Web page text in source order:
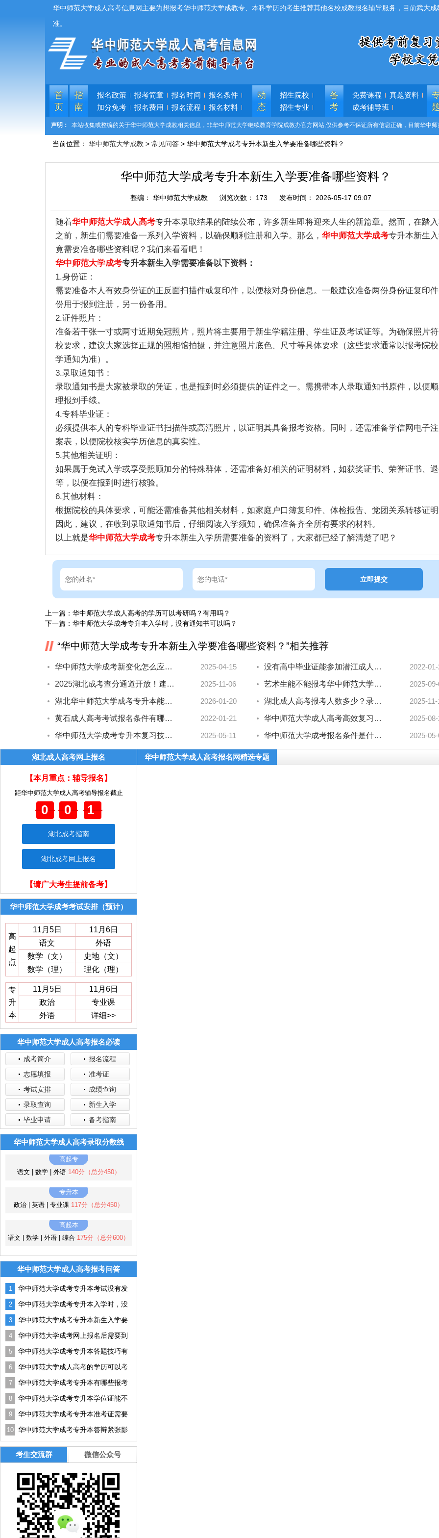
华中师范大学成人高考信息网主要为想报考华中师范大学成教专、本科学历的考生推荐其他名校成教报名辅导服务，目前武大
准。
首
页
指
南
报名政策 报考简章 报名时间
报名条件
加分免考
报名费用 报名流程 报名材料
动
态
招生院校
招生专业
备
考
免费课程
真题资料
成考辅导班
声明： 本站收集或整编的关于华中师范大学成教相关信息，非华中师范大学继续教育学院成教办官方网站,仅供参考不保证所有信息正确，目前华中师
当前位置： 华中师范大学成教 > 常见问答 > 华中师范大学成考专升本新生入学要准备哪些资料？
华中师范大学成考专升本新生入学要准备哪些资料？
整编： 华中师范大学成教 浏览次数： 173 发布时间： 2026-05-17 09:07
随着华中师范大学成人高考专升本录取结果的陆续公布，许多新生即将迎来人生的新篇章。然而，在踏入
之前，新生们需要准备一系列入学资料，以确保顺利注册和入学。那么， 华中师范大学成考专升本新生
竟需要准备哪些资料呢？我们来看看吧！
华中师范大学成考专升本新生入学需要准备以下资料：
1.身份证：
需要准备本人有效身份证的正反面扫描件或复印件，以便核对身份信息。一般建议准备两份身份证复印
份用于报到注册，另一份备用。
2.证件照片：
准备若干张一寸或两寸近期免冠照片，照片将主要用于新生学籍注册、学生证及考试证等。为确保照片
校要求，建议大家选择正规的照相馆拍摄，并注意照片底色、尺寸等具体要求（这些要求通常以报考院校
学通知为准）。
3.录取通知书：
录取通知书是大家被录取的凭证，也是报到时必须提供的证件之一。需携带本人录取通知书原件，以便
理报到手续。
4.专科毕业证：
必须提供本人的专科毕业证书扫描件或高清照片，以证明其具备报考资格。同时，还需准备学信网电子
案表，以便院校核实学历信息的真实性。
5.其他相关证明：
如果属于免试入学或享受照顾加分的特殊群体，还需准备好相关的证明材料，如获奖证书、荣誉证书、
等，以便在报到时进行核验。
6.其他材料：
根据院校的具体要求，可能还需准备其他相关材料，如家庭户口簿复印件、体检报告、党团关系转移证明
因此，建议，在收到录取通知书后，仔细阅读入学须知，确保准备齐全所有要求的材料。
以上就是华中师范大学成考专升本新生入学所需要准备的资料了，大家都已经了解清楚了吧？
上一篇： 华中师范大学成人高考的学历可以考研吗？有用吗？
下一篇： 华中师范大学成考专升本入学时，没有通知书可以吗？
“华中师范大学成考专升本新生入学要准备哪些资料？”相关推荐
华中师范大学成考新变化怎么应对？湖北成人高考最新攻略来了！ 2025-04-15 没有高中毕业证能参加潜江成人高考吗? 2022-
2025湖北成考查分通道开放！速查附详细流程指南 2025-11-06 艺术生能不能报考华中师范大学成考专升本？答案在这里！ 2025-
湖北华中师范大学成考专升本能不能在学校报名？ 2026-01-20 湖北成人高考报考人数多少？录取率最新数据来了！ 2025-
黄石成人高考考试报名条件有哪些？ 2022-01-21 华中师范大学成人高考高效复习指南？备考技巧大公开！ 2025-
华中师范大学成考专升本复习技巧怎么选？上岸经验全揭秘 2025-05-11 华中师范大学成考报名条件是什么？初中毕业速看流程！ 2025-
湖北成人高考网上报名
【本月重点：辅导报名】
距华中师范大学成人高考辅导报名截止
001
湖北成考指南
湖北成考网上报名
【请广大考生提前备考】
华中师范大学成考考试安排（预计）
高
起
点
11月5日
11月6日
语文
外语
数学（文）
史地（文）
数学（理）
理化（理）
专
升
本
11月5日
11月6日
政治
专业课
外语
详细>>
华中师范大学成人高考报名必读
成考简介
报名流程
志愿填报
准考证
考试安排
成绩查询
录取查询
新生入学
毕业申请
备考指南
华中师范大学成人高考录取分数线
高起专
语文 | 数学 | 外语 140分（总分450）
专升本
政治 | 英语 | 专业课 117分（总分450）
高起本
语文 | 数学 | 外语 | 综合 175分（总分600）
华中师范大学成人高考报考问答
1
华中师范大学成考专升本考试没有发
挥好怎么办？
2
华中师范大学成考专升本入学时，没
有通知书可以吗？
3
华中师范大学成考专升本新生入学要
准备哪些资料？
4
华中师范大学成考网上报名后需要到
现场确认吗?
5
华中师范大学成考专升本答题技巧有
哪些？如何提升答题效率？
6
华中师范大学成人高考的学历可以考
研吗？有用吗？
7
华中师范大学成考专升本有哪些报考
条件？
8
华中师范大学成考专升本学位证能不
能申请？实用技巧
9
华中师范大学成考专升本准考证需要
打多少份？没带能进吗？
10 华中师范大学成考专升本答辩紧张影
响结果怎么办？实用技巧分享
考生交流群 微信公众号
华中师范大学成人高考报名网精选专题